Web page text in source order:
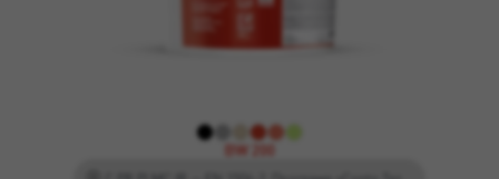
BW 200